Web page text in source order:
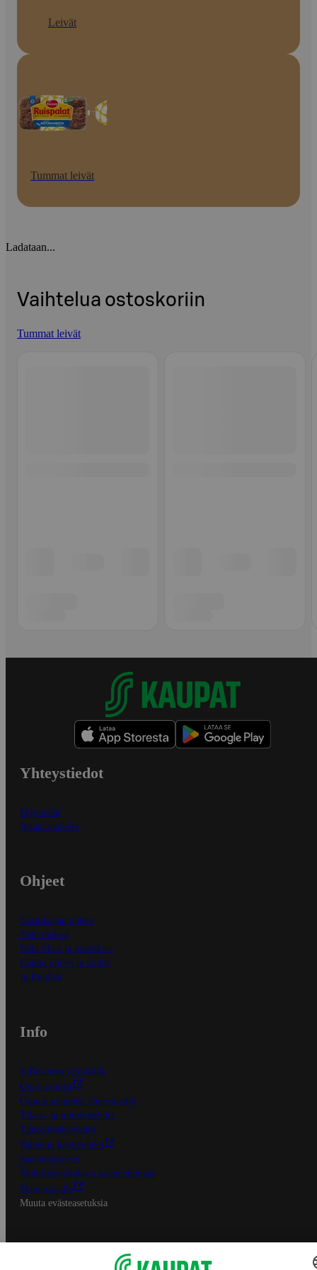
Leivät
Tummat leivät
Ladataan...
Vaihtelua ostoskoriin
Tummat leivät
Yhteystiedot
Myymälät
Asiakaspalvelu
Ohjeet
Ensitilaajan ohjeet
Näin maksat
Näin tilaat ja muokkaat
Kaikki ohjeet ja vinkit
In English
Info
S-Business yrityksille
Oiva-raportit
Osuuskauppojen yhteystiedot
Tilaus- ja toimitusehdot
Tietosuojakäytäntö
Palvelun käyttöehdot
Saavutettavuus
Mobiilisovelluksen saavutettavuus
Mainostajalle
Muuta evästeasetuksia
S-ryhmän palvelut